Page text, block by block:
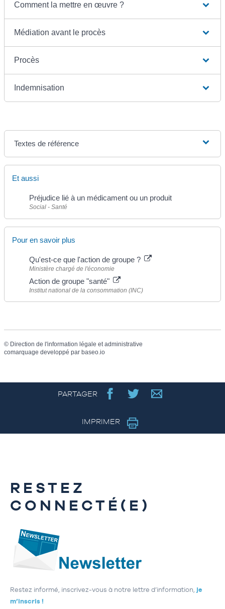
Comment la mettre en œuvre ?
Médiation avant le procès
Procès
Indemnisation
Textes de référence
Et aussi
Préjudice lié à un médicament ou un produit
Social - Santé
Pour en savoir plus
Qu'est-ce que l'action de groupe ?
Ministère chargé de l'économie
Action de groupe "santé"
Institut national de la consommation (INC)
© Direction de l'information légale et administrative
comarquage developpé par baseo.io
PARTAGER
IMPRIMER
RESTEZ
CONNECTÉ(E)
Restez informé, inscrivez-vous à notre lettre d’information, je
m’inscris !